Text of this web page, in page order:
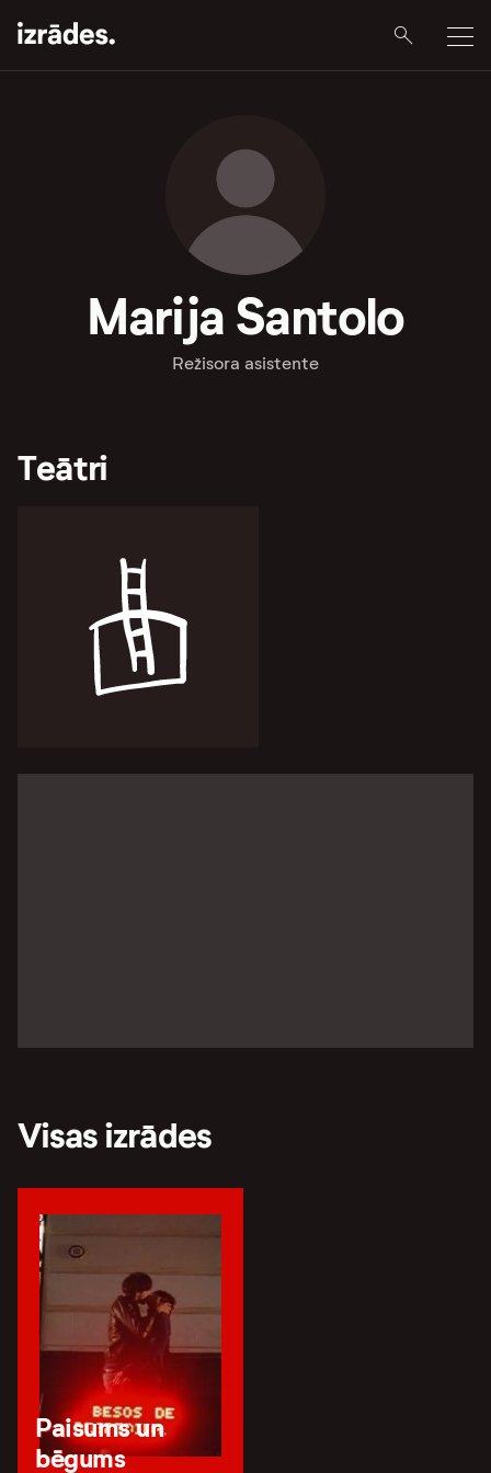
Marija Santolo
Režisora asistente
Teātri
Visas izrādes
Paisums un
bēgums